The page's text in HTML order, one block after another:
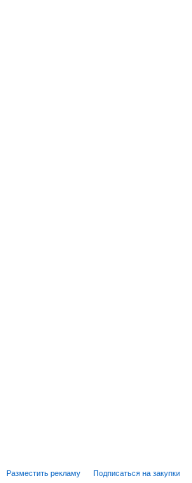
Разместить рекламу Подписаться на закупки